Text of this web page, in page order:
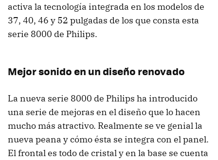
activa la tecnología integrada en los modelos de
37, 40, 46 y 52 pulgadas de los que consta esta
serie 8000 de Philips.
Mejor sonido en un diseño renovado
La nueva serie 8000 de Philips ha introducido
una serie de mejoras en el diseño que lo hacen
mucho más atractivo. Realmente se ve genial la
nueva peana y cómo ésta se integra con el panel.
El frontal es todo de cristal y en la base se cuenta